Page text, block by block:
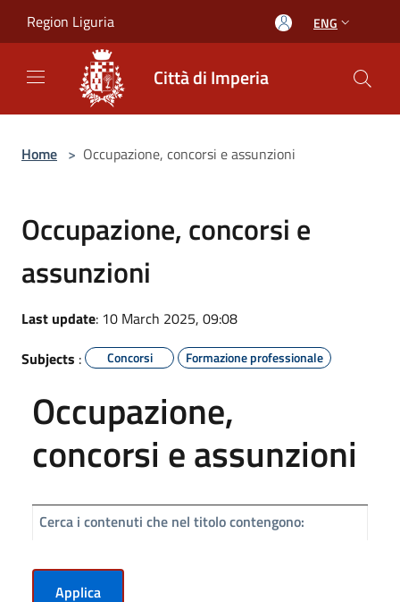
Region Liguria ENG
Città di Imperia
Home > Occupazione, concorsi e assunzioni
Occupazione, concorsi e
assunzioni
Last update: 10 March 2025, 09:08
Subjects : Concorsi Formazione professionale
Occupazione,
concorsi e assunzioni
Cerca i contenuti che nel titolo contengono: